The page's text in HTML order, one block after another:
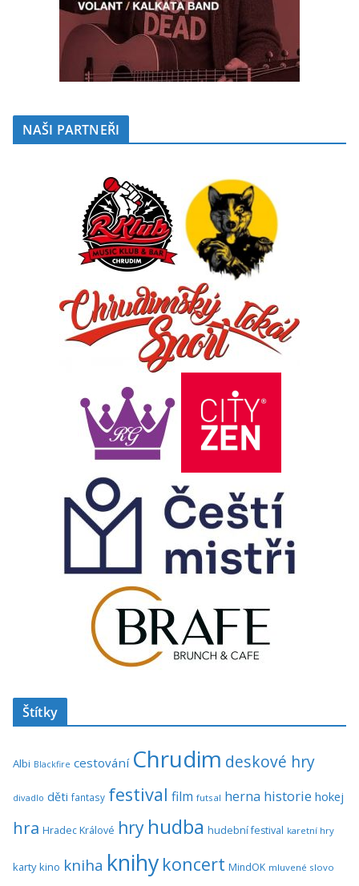
NAŠI PARTNEŘI
Štítky
Albi Blackfire cestování Chrudim deskové hry
divadlo děti fantasy festival film futsal herna historie hokej
hra Hradec Králové hry hudba hudební festival karetní hry
karty kino kniha knihy koncert MindOK mluvené slovo